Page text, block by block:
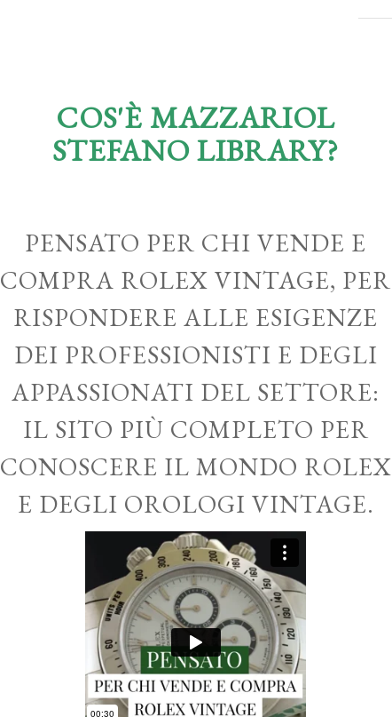
COS'È MAZZARIOL
STEFANO LIBRARY?
PENSATO PER CHI VENDE E
COMPRA ROLEX VINTAGE, PER
RISPONDERE ALLE ESIGENZE
DEI PROFESSIONISTI E DEGLI
APPASSIONATI DEL SETTORE:
IL SITO PIÙ COMPLETO PER
CONOSCERE IL MONDO ROLEX
E DEGLI OROLOGI VINTAGE.